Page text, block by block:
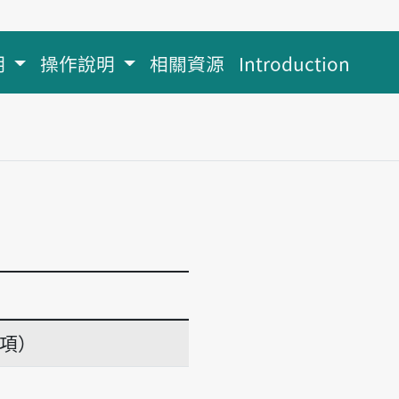
操作說明 相關資源 Introduction
）